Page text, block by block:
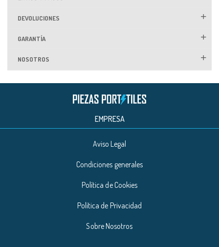
DEVOLUCIONES
GARANTÍA
NOSOTROS
EMPRESA
Aviso Legal
Condiciones generales
Política de Cookies
Política de Privacidad
Sobre Nosotros